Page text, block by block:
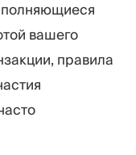
вашего
правила